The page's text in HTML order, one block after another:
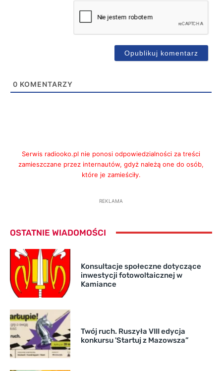
0 KOMENTARZY
Serwis radiooko.pl nie ponosi odpowiedzialności za treści
zamieszczane przez internautów, gdyż należą one do osób,
które je zamieściły.
REKLAMA
OSTATNIE WIADOMOŚCI
Konsultacje społeczne dotyczące
inwestycji fotowoltaicznej w
Kamiance
Twój ruch. Ruszyła VIII edycja
konkursu 'Startuj z Mazowsza”